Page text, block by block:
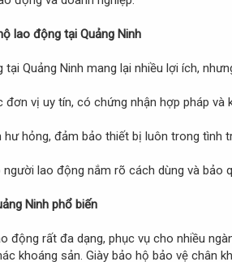
lao động tại Quảng Ninh
Quảng Ninh mang lại nhiều lợi ích,
vị uy tín, có chứng nhận hợp pháp
hỏng, đảm bảo thiết bị luôn trong tình
lao động nắm rõ cách dùng và bảo
Ninh phổ biến
động rất đa dạng, phục vụ cho nhiều
khoáng sản. Giày bảo hộ bảo vệ chân